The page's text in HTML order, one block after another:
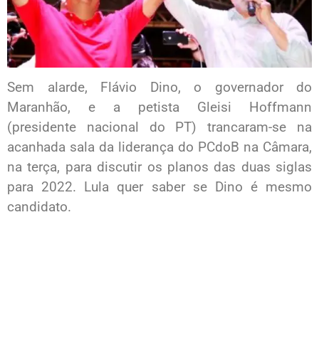
Sem alarde, Flávio Dino, o governador do
Maranhão, e a petista Gleisi Hoffmann
(presidente nacional do PT) trancaram-se na
acanhada sala da liderança do PCdoB na Câmara,
na terça, para discutir os planos das duas siglas
para 2022. Lula quer saber se Dino é mesmo
candidato.